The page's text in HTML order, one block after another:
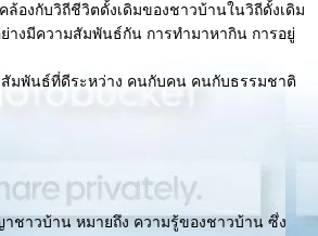
งกับวิถีชีวิตดั้งเดิมของชาวบ้านในวิถีดั้งเดิม
งมีความสัมพันธ์กัน การทำมาหากิน การอยู่
มพันธ์ที่ดีระหว่าง คนกับคน คนกับธรรมชาติ
ชาวบ้าน หมายถึง ความรู้ของชาวบ้าน ซึ่ง